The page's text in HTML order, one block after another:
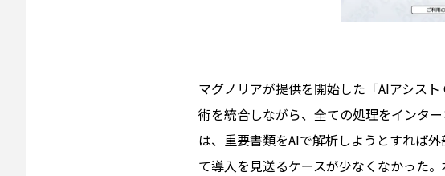
マグノリアが提供を開始した「AIアシス
術を統合しながら、全ての処理をインタ
は、重要書類をAIで解析しようとすれば
て導入を見送るケースが少なくなかった